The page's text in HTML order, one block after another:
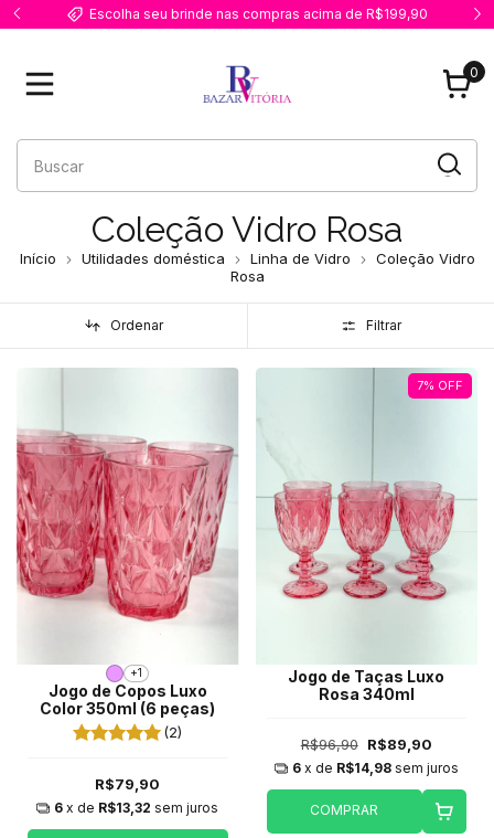
Escolha seu brinde nas compras acima de R$199,90
0
Coleção Vidro Rosa
Início Utilidades doméstica Linha de Vidro
Coleção Vidro
Rosa
Ordenar Filtrar
+1
Jogo de Copos Luxo
Color 350ml (6 peças)
(2)
R$79,90
6 x de R$13,32 sem juros
7% OFF
Jogo de Taças Luxo
Rosa 340ml
R$96,90 R$89,90
6 x de R$14,98 sem juros
COMPRAR